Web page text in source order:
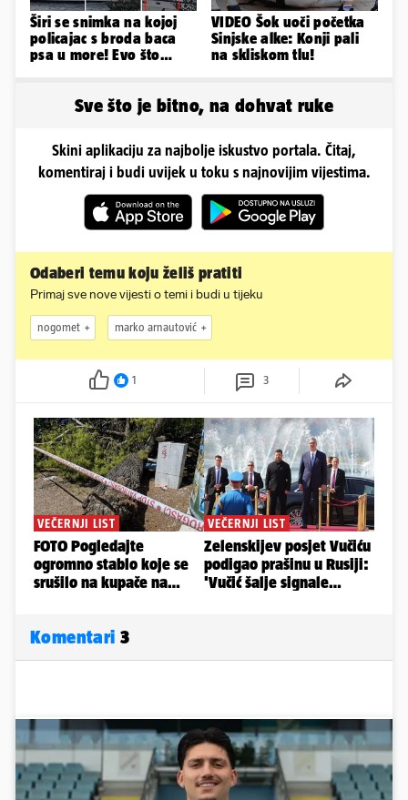
Širi se snimka na kojoj
policajac s broda baca
psa u more! Evo što
VIDEO Šok uoči početka
Sinjske alke: Konji pali
na skliskom tlu!
Sve što je bitno, na dohvat ruke
Skini aplikaciju za najbolje iskustvo portala. Čitaj,
komentiraj i budi uvijek u toku s najnovijim vijestima.
Odaberi temu koju želiš pratiti
Primaj sve nove vijesti o temi i budi u tijeku
nogomet marko arnautović
1 3
Komentari 3